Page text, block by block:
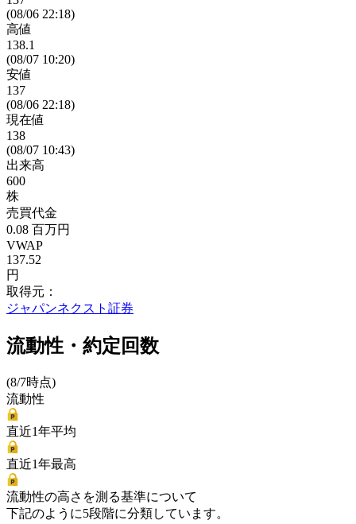
(08/06 22:18)
高値
138.1
(08/07 10:20)
安値
137
(08/06 22:18)
現在値
138
(08/07 10:43)
出来高
600
株
売買代金
0.08 百万円
VWAP
137.52
円
取得元：
ジャパンネクスト証券
流動性・約定回数
(8/7時点)
流動性
直近1年平均
直近1年最高
流動性の高さを測る基準について
下記のように5段階に分類しています。